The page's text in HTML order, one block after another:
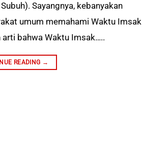
Sayangnya, kebanyakan
umum memahami Waktu Imsak
arti bahwa Waktu Imsak…..
READING →